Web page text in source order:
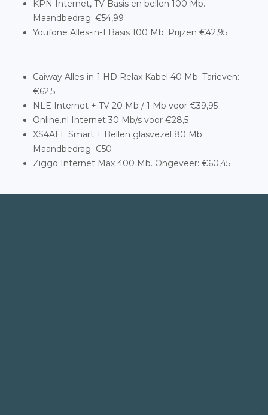
KPN Internet, TV Basis en bellen 100 Mb.
Maandbedrag: €54,99
Youfone Alles-in-1 Basis 100 Mb. Prijzen €42,95
Caiway Alles-in-1 HD Relax Kabel 40 Mb. Tarieven:
€62,5
NLE Internet + TV 20 Mb / 1 Mb voor €39,95
Online.nl Internet 30 Mb/s voor €28,5
XS4ALL Smart + Bellen glasvezel 80 Mb.
Maandbedrag: €50
Ziggo Internet Max 400 Mb. Ongeveer: €60,45